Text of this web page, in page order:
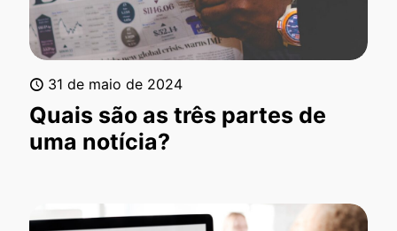
31 de maio de 2024
Quais são as três partes de
uma notícia?